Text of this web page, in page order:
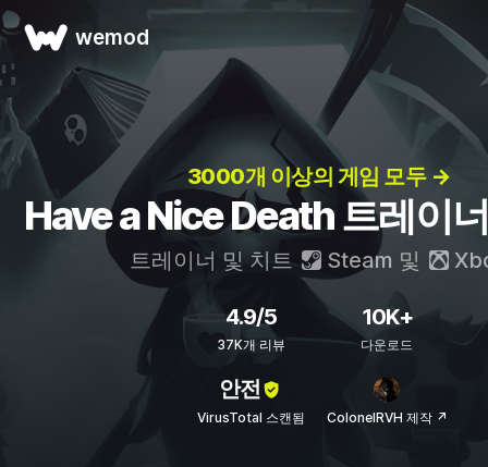
wemod
3000개 이상의 게임 모두 →
Have a Nice Death 트레이
트레이너 및 치트 Steam 및
4.9/5
37K개 리뷰
10K+
다운로드
안전
VirusTotal 스캔됨 ColonelRVH 제작 ↗